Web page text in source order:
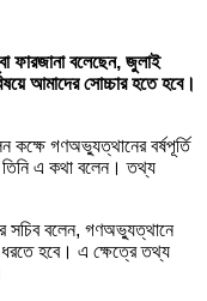
ফারজানা বলেছেন, জুলাই
আমাদের সোচ্চার হতে হবে।
কক্ষে গণঅভ্যুত্থানের বর্ষপূর্তি
এ কথা বলেন। তথ্য
সচিব বলেন, গণঅভ্যুত্থানে
ধরতে হবে। এ ক্ষেত্রে তথ্য